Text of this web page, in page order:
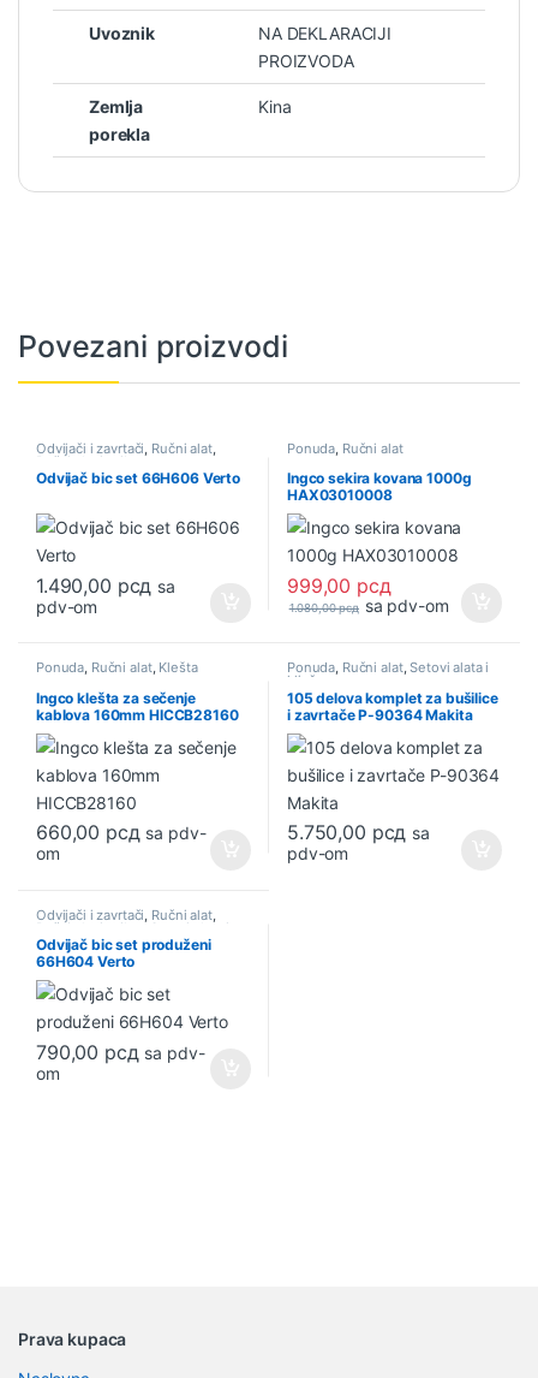
Uvoznik
NA DEKLARACIJI
PROIZVODA
Zemlja
porekla
Kina
Povezani proizvodi
Odvijači i zavrtači, Ručni alat,
Ručni alat i pribor
Odvijač bic set 66H606 Verto
1.490,00 рсд sa
pdv-om
Ponuda, Ručni alat
Ingco sekira kovana 1000g
HAX03010008
999,00 рсд
1.080,00рсд sa pdv-om
Ponuda, Ručni alat, Klešta
Ingco klešta za sečenje
kablova 160mm HICCB28160
660,00 рсд sa pdv-
om
Ponuda, Ručni alat,Setovi alata i
ključeva
105 delova komplet za bušilice
i zavrtače P-90364 Makita
5.750,00 рсд sa
pdv-om
Odvijači i zavrtači, Ručni alat,
Ručni alat i pribor , Setovi alata i
ključeva
Odvijač bic set produženi
66H604 Verto
790,00 рсд sa pdv-
om
Prava kupaca